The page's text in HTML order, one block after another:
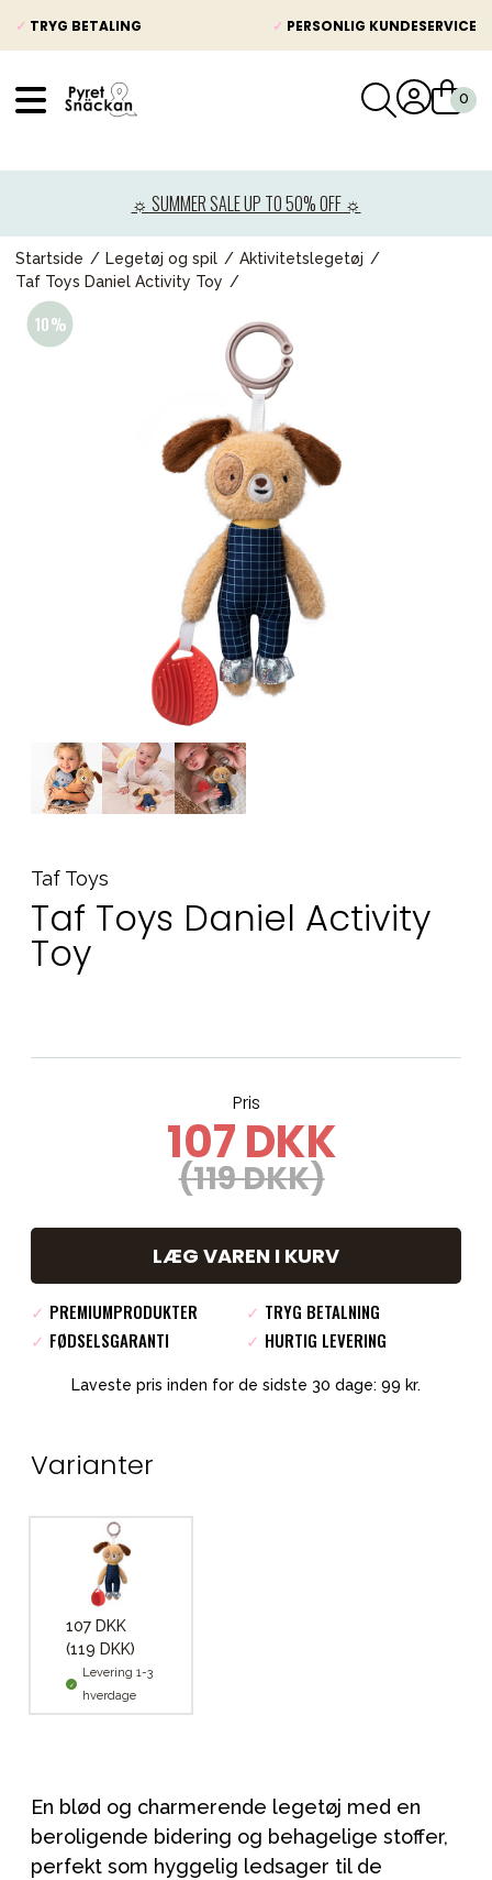
✓ TRYG BETALING ✓ PERSONLIG KUNDESERVICE
☼ SUMMER SALE UP TO 50% OFF ☼
Startside Legetøj og spil
Aktivitetslegetøj
Taf Toys Daniel Activity Toy
Taf Toys
Taf Toys Daniel Activity
Toy
Pris
107 DKK
(119 DKK)
LÆG VAREN I KURV
✓ PREMIUMPRODUKTER ✓ TRYG BETALNING
✓ FØDSELSGARANTI ✓ HURTIG LEVERING
Laveste pris inden for de sidste 30 dage: 99 kr.
Varianter
107 DKK
(119 DKK)
Levering 1-3
hverdage
En blød og charmerende legetøj med en
beroligende bidering og behagelige stoffer,
perfekt som hyggelig ledsager til de
Barnevogne
Autostole
Baby
Legetøj og spil
Mor & Far
Møbler & sengetøj
Tilbehør
Reservedele
Kampagner
Tips til gaver
Vores favoritter
Mærker
Sol og svømning